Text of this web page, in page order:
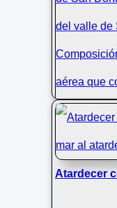
Atardecer